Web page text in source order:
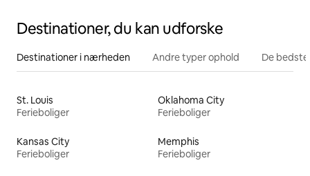
Destinationer, du kan udforske
Destinationer i nærheden Andre typer ophold De
St. Louis
Ferieboliger
Oklahoma City
Ferieboliger
Kansas City
Ferieboliger
Memphis
Ferieboliger